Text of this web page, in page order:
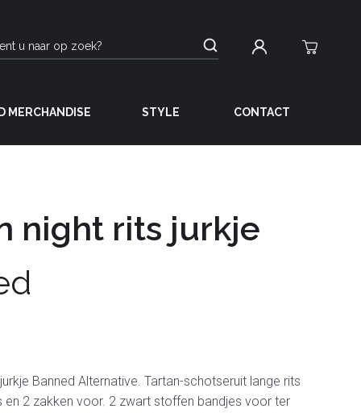
MERCHANDISE STYLE CONTACT
night rits jurkje
Banned Alternative. Tartan-schotseruit lange rits
en 2 zakken voor. 2 zwart stoffen bandjes voor ter